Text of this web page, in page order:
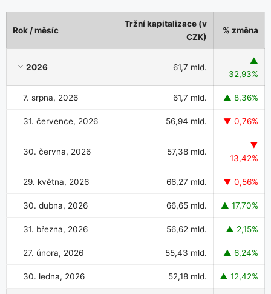
Rok / měsíc
Tržní kapitalizace (v
CZK)
% změna
2026 61,7 mld.
▲
32,93%
7. srpna, 2026 61,7 mld. ▲ 8,36%
31. července, 2026 56,94 mld. ▼ 0,76%
30. června, 2026 57,38 mld.
▼
13,42%
29. května, 2026 66,27 mld. ▼ 0,56%
30. dubna, 2026 66,65 mld. ▲ 17,70%
31. března, 2026 56,62 mld. ▲ 2,15%
27. února, 2026 55,43 mld. ▲ 6,24%
30. ledna, 2026 52,18 mld. ▲ 12,42%